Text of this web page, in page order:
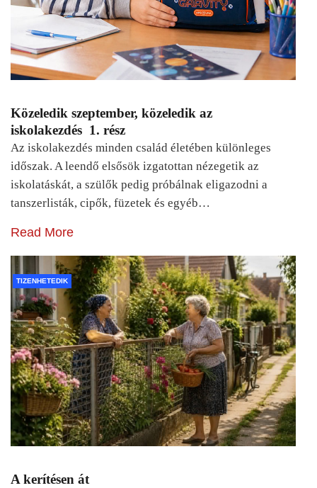
Közeledik szeptember, közeledik az
iskolakezdés 1. rész
Az iskolakezdés minden család életében különleges
időszak. A leendő elsősök izgatottan nézegetik az
iskolatáskát, a szülők pedig próbálnak eligazodni a
tanszerlisták, cipők, füzetek és egyéb…
Read More
TIZENHETEDIK
A kerítésen át